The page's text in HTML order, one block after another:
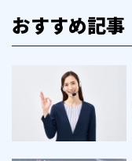
おすすめ記事